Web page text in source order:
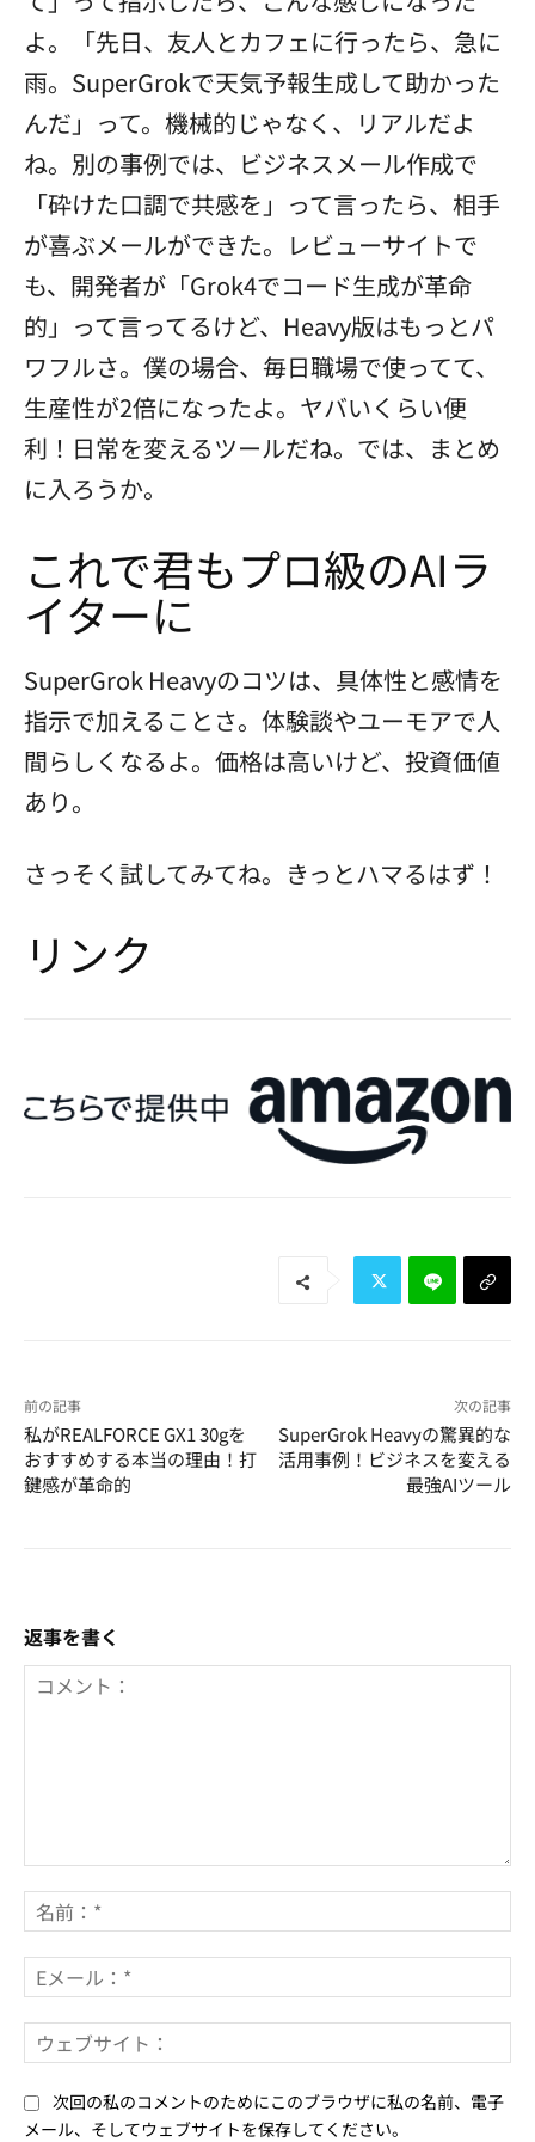
よ。「先日、友人とカフェに行ったら、急に
雨。SuperGrokで天気予報生成して助かった
んだ」って。機械的じゃなく、リアルだよ
ね。別の事例では、ビジネスメール作成で
「砕けた口調で共感を」って言ったら、相手
が喜ぶメールができた。レビューサイトで
も、開発者が「Grok4でコード生成が革命
的」って言ってるけど、Heavy版はもっとパ
ワフルさ。僕の場合、毎日職場で使ってて、
生産性が2倍になったよ。ヤバいくらい便
利！日常を変えるツールだね。では、まとめ
に入ろうか。
これで君もプロ級のAIラ
イターに
SuperGrok Heavyのコツは、具体性と感情を
指示で加えることさ。体験談やユーモアで人
間らしくなるよ。価格は高いけど、投資価値
あり。
さっそく試してみてね。きっとハマるはず！
リンク
前の記事
私がREALFORCE GX1 30gを
おすすめする本当の理由！打
鍵感が革命的
次の記事
SuperGrok Heavyの驚異的な
活用事例！ビジネスを変える
最強AIツール
返事を書く
メ
ン
ト：
前
*
メ
ー
*ェ
次回の私のコメントのためにこのブラウザに私の名前、電子
メール、そしてウェブサイトを保存してください。